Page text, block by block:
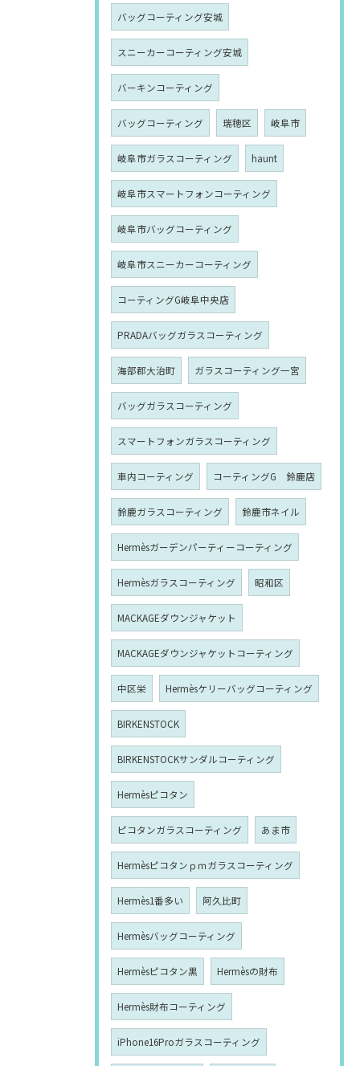
バッグコーティング安城
スニーカーコーティング安城
バーキンコーティング
バッグコーティング 瑞穂区 岐阜市
岐阜市ガラスコーティング haunt
岐阜市スマートフォンコーティング
岐阜市バッグコーティング
岐阜市スニーカーコーティング
コーティングG岐阜中央店
PRADAバッグガラスコーティング
海部郡大治町 ガラスコーティング一宮
バッグガラスコーティング
スマートフォンガラスコーティング
車内コーティング コーティングG 鈴鹿店
鈴鹿ガラスコーティング 鈴鹿市ネイル
Hermèsガーデンパーティーコーティング
Hermèsガラスコーティング 昭和区
MACKAGEダウンジャケット
MACKAGEダウンジャケットコーティング
中区栄 Hermèsケリーバッグコーティング
BIRKENSTOCK
BIRKENSTOCKサンダルコーティング
Hermèsピコタン
ピコタンガラスコーティング あま市
Hermèsピコタンｐｍガラスコーティング
Hermès1番多い 阿久比町
Hermèsバッグコーティング
Hermèsピコタン黒 Hermèsの財布
Hermès財布コーティング
iPhone16Proガラスコーティング